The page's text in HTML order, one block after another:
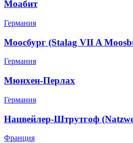
Моабит
Германия
Моосбург (Stalag VII A
Германия
Мюнхен-Перлах
Германия
Нацвейлер-Штрутгоф
Франция